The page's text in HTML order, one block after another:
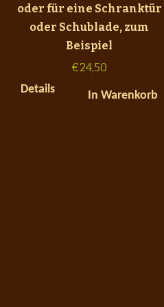
oder für eine Schranktür
oder Schublade, zum
Beispiel
€24,50
Details
In Warenkorb